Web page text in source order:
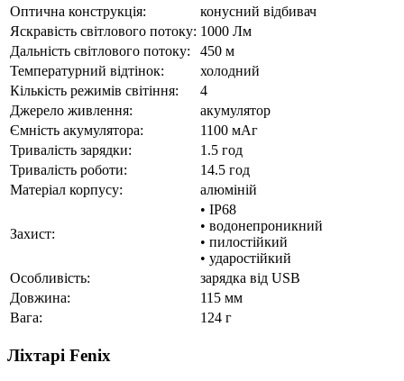
Оптична конструкція:
конусний відбивач
Яскравість світлового потоку: 1000 Лм
Дальність світлового потоку:
450 м
Температурний відтінок:
холодний
Кількість режимів світіння:
4
Джерело живлення:
акумулятор
Ємність акумулятора:
1100 мАг
Тривалість зарядки:
1.5 год
Тривалість роботи:
14.5 год
Матеріал корпусу:
алюміній
Захист:
• IP68
• водонепроникний
• пилостійкий
• ударостійкий
Особливість:
зарядка від USB
Довжина:
115 мм
Вага:
124 г
Ліхтарі Fenix